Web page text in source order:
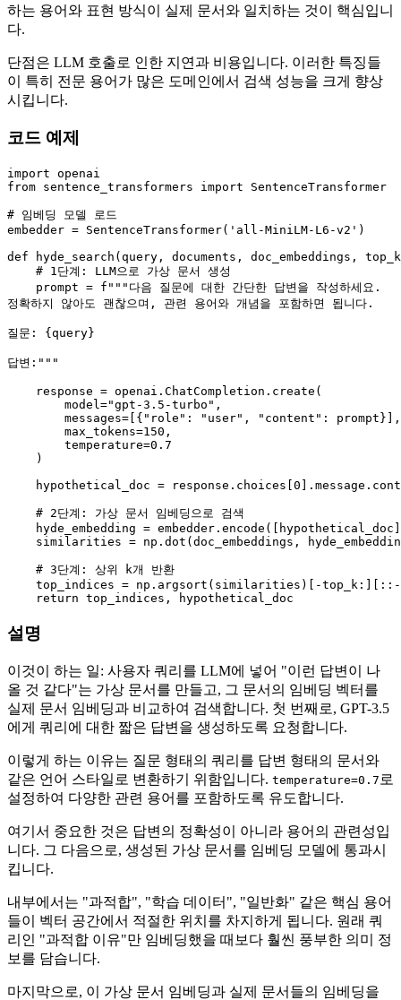
하는 용어와 표현 방식이 실제 문서와 일치하는 것이 핵심입니
다.
단점은 LLM 호출로 인한 지연과 비용입니다. 이러한 특징들
이 특히 전문 용어가 많은 도메인에서 검색 성능을 크게 향상
시킵니다.
코드 예제
import
from sentence_transformers import SentenceTransformer
# 임베딩 모델 로드
embedder = SentenceTransformer( 'all-MiniLM-L6-v2' )
def
hyde_search ( query, documents, doc_embeddings,
# 1단계: LLM으로 가상 문서 생성
    prompt =
f"""다음 질문에 대한 간단한 답변을 작성하세요.
정확하지 않아도 괜찮으며, 관련 용어와 개념을 포함하면 됩니다.
질문: {query}
답변:"""
    response = openai.ChatCompletion.create(
        model=
"gpt-3.5-turbo" ,
        messages=[{
"role" : "user" , "content" : prompt}],
        max_tokens=
150 ,
        temperature=
0.7
    )
    hypothetical_doc = response.choices[
0
# 2단계: 가상 문서 임베딩으로 검색
hyde_embedding =
similarities = np.dot(doc_embeddings,
# 3단계: 상위 k개 반환
    top_indices = np.argsort(similarities)[-top_k:][::-
return
설명
이것이 하는 일: 사용자 쿼리를 LLM에 넣어 "이런 답변이 나
올 것 같다"는 가상 문서를 만들고, 그 문서의 임베딩 벡터를
실제 문서 임베딩과 비교하여 검색합니다. 첫 번째로, GPT-3.5
에게 쿼리에 대한 짧은 답변을 생성하도록 요청합니다.
이렇게 하는 이유는 질문 형태의 쿼리를 답변 형태의 문서와
같은 언어 스타일로 변환하기 위함입니다. temperature=0.7 로
설정하여 다양한 관련 용어를 포함하도록 유도합니다.
여기서 중요한 것은 답변의 정확성이 아니라 용어의 관련성입
니다. 그 다음으로, 생성된 가상 문서를 임베딩 모델에 통과시
킵니다.
내부에서는 "과적합", "학습 데이터", "일반화" 같은 핵심 용어
들이 벡터 공간에서 적절한 위치를 차지하게 됩니다. 원래 쿼
리인 "과적합 이유"만 임베딩했을 때보다 훨씬 풍부한 의미 정
보를 담습니다.
마지막으로, 이 가상 문서 임베딩과 실제 문서들의 임베딩을